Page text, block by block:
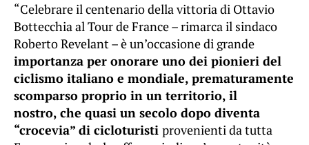
“Celebrare il centenario della vittoria di Ottavio
Bottecchia al Tour de France – rimarca il sindaco
Roberto Revelant – è un’occasione di grande
importanza per onorare uno dei pionieri del
ciclismo italiano e mondiale, prematuramente
scomparso proprio in un territorio, il
nostro, che quasi un secolo dopo diventa
“crocevia” di cicloturisti provenienti da tutta